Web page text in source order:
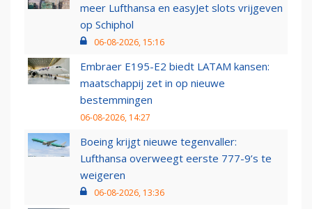
meer Lufthansa en easyJet slots vrijgeven
op Schiphol
06-08-2026, 15:16
Embraer E195-E2 biedt LATAM kansen:
maatschappij zet in op nieuwe
bestemmingen
06-08-2026, 14:27
Boeing krijgt nieuwe tegenvaller:
Lufthansa overweegt eerste 777-9’s te
weigeren
06-08-2026, 13:36